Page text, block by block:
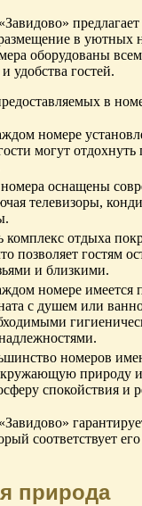
в уютных
оборудованы
удобства гостей.
в
номере
могут
оснащены
телевизоры,
комплекс отдыха
позволяет гостям
и близкими.
номере имеется
с душем или
номеров
природу и
спокойствия и
соответствует
природа